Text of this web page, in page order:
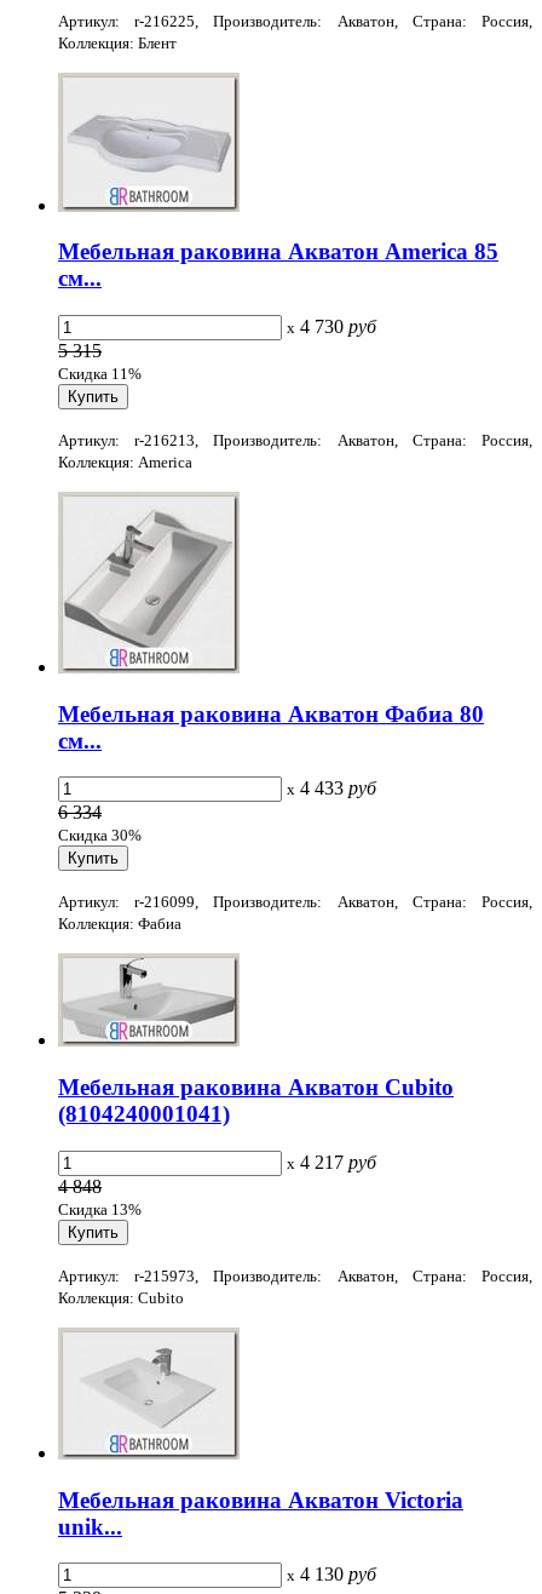
Артикул: r-216225, Производитель: Акватон, Страна: Россия,
Коллекция: Блент
Мебельная раковина Акватон America 85
см...
x 4 730 руб
5 315
Скидка 11%
Артикул: r-216213, Производитель: Акватон, Страна: Россия,
Коллекция: America
Мебельная раковина Акватон Фабиа 80
см...
x 4 433 руб
6 334
Скидка 30%
Артикул: r-216099, Производитель: Акватон, Страна: Россия,
Коллекция: Фабиа
Мебельная раковина Акватон Cubito
(8104240001041)
x 4 217 руб
4 848
Скидка 13%
Артикул: r-215973, Производитель: Акватон, Страна: Россия,
Коллекция: Cubito
Мебельная раковина Акватон Victoria
unik...
x 4 130 руб